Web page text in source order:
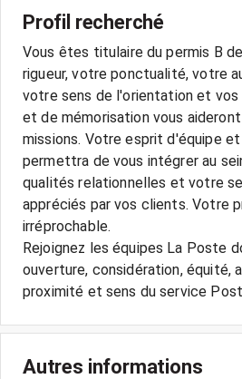
Profil recherché
Vous êtes titulaire du permis B
rigueur, votre ponctualité, votre
votre sens de l'orientation et
et de mémorisation vous
missions. Votre esprit d'équipe
permettra de vous intégrer au
qualités relationnelles et votre
appréciés par vos clients. Votre
irréprochable.
Rejoignez les équipes La Poste
ouverture, considération, équité,
proximité et sens du service
Autres informations